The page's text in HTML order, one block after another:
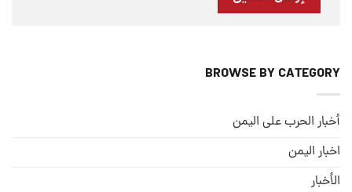
BROWSE BY CATEGORY
أخبار الحرب على اليمن
اخبار اليمن
الأخبار